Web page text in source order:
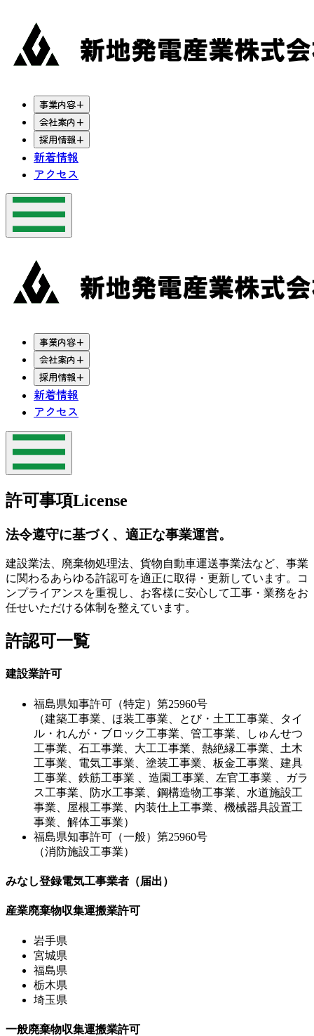
事業内容+
会社案内+
採用情報+
新着情報
アクセス
事業内容+
会社案内+
採用情報+
新着情報
アクセス
許可事項License
法令遵守に基づく、適正な事業運営。
建設業法、廃棄物処理法、貨物自動車運送事業法など、事業
に関わるあらゆる許認可を適正に取得・更新しています。コ
ンプライアンスを重視し、お客様に安心して工事・業務をお
任せいただける体制を整えています。
許認可一覧
建設業許可
福島県知事許可（特定）第25960号
（建築工事業、ほ装工事業、とび・土工工事業、タイ
ル・れんが・ブロック工事業、管工事業、しゅんせつ
工事業、石工事業、大工工事業、熱絶縁工事業、土木
工事業、電気工事業、塗装工事業、板金工事業、建具
工事業、鉄筋工事業 、造園工事業、左官工事業 、ガラ
ス工事業、防水工事業、鋼構造物工事業、水道施設工
事業、屋根工事業、内装仕上工事業、機械器具設置工
事業、解体工事業）
福島県知事許可（一般）第25960号
（消防施設工事業）
みなし登録電気工事業者（届出）
産業廃棄物収集運搬業許可
岩手県
宮城県
福島県
栃木県
埼玉県
一般廃棄物収集運搬業許可